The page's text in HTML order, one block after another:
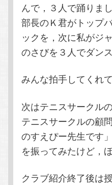
んで，３人で踊りまし
部長のＫ君がトップ
ックを，次に私がジ
のさびを３人でダン
みんな拍手してくれ
次はテニスサークルの
テニスサークルの顧
のすえぴー先生です
を振ってみたけど，
クラブ紹介終了後は